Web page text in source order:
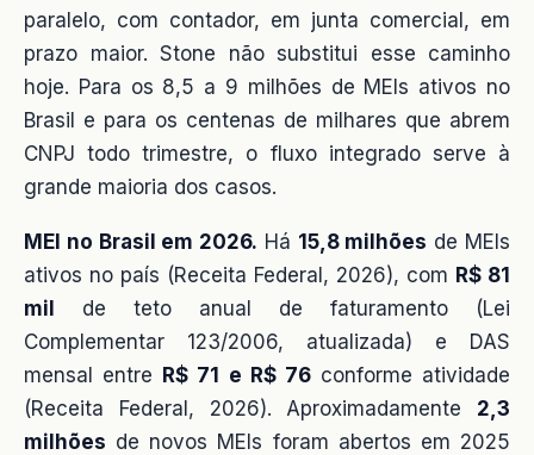
paralelo, com contador, em junta comercial, em
prazo maior. Stone não substitui esse caminho
hoje. Para os 8,5 a 9 milhões de MEIs ativos no
Brasil e para os centenas de milhares que abrem
CNPJ todo trimestre, o fluxo integrado serve à
grande maioria dos casos.
MEI no Brasil em 2026. Há 15,8 milhões de MEIs
ativos no país (Receita Federal, 2026), com R$ 81
mil
de teto anual de faturamento (Lei
Complementar 123/2006, atualizada) e DAS
mensal entre R$ 71 e R$ 76conforme atividade
(Receita Federal, 2026). Aproximadamente 2,3
milhões de novos MEIs foram abertos em 2025